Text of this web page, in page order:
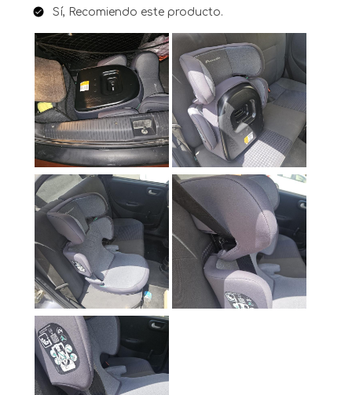
Sí, Recomiendo este producto.